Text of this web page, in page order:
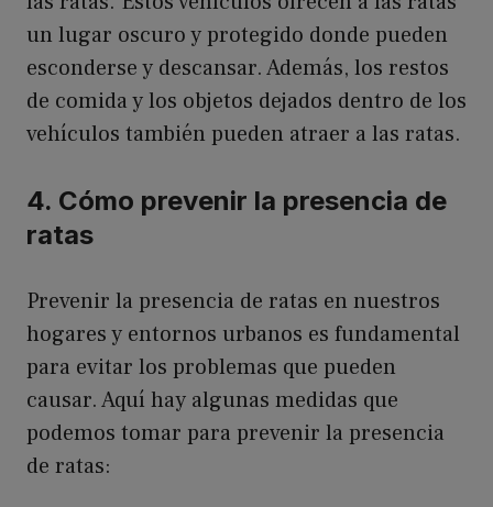
un lugar oscuro y protegido donde pueden
esconderse y descansar. Además, los restos
de comida y los objetos dejados dentro de los
vehículos también pueden atraer a las ratas.
4. Cómo prevenir la presencia de
ratas
Prevenir la presencia de ratas en nuestros
hogares y entornos urbanos es fundamental
para evitar los problemas que pueden
causar. Aquí hay algunas medidas que
podemos tomar para prevenir la presencia
de ratas: